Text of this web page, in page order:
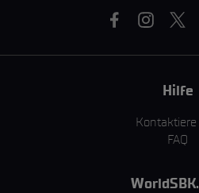
Hilfe
FAQ